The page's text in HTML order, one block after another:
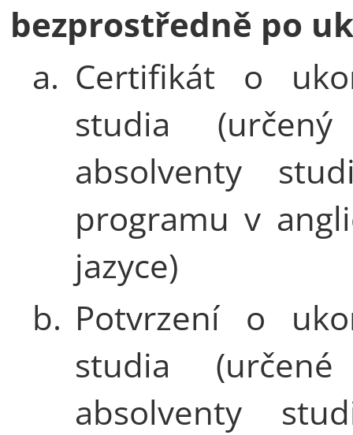
bezprostředně po
a. Certifikát o
studia
absolventy
programu v
jazyce)
b. Potvrzení o
studia
absolventy